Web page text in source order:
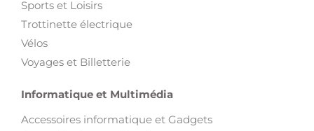
Sports et Loisirs
Trottinette électrique
Vélos
Voyages et Billetterie
Informatique et Multimédia
Accessoires informatique et Gadgets